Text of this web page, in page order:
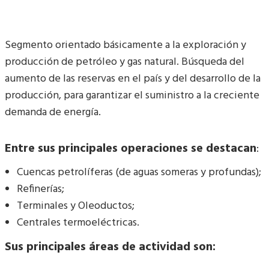
Segmento orientado básicamente a la exploración y
producción de petróleo y gas natural. Búsqueda del
aumento de las reservas en el país y del desarrollo de la
producción, para garantizar el suministro a la creciente
demanda de energía.
Entre sus principales operaciones se destacan:
Cuencas petrolíferas (de aguas someras y profundas);
Refinerías;
Terminales y Oleoductos;
Centrales termoeléctricas.
Sus principales áreas de actividad son: